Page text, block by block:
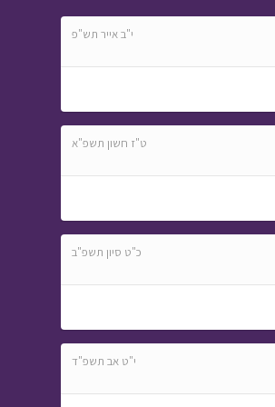
י"ב אייר תש"פ
ט"ז חשון תשפ"א
כ"ט סיון תשפ"ב
י"ט אב תשפ"ד